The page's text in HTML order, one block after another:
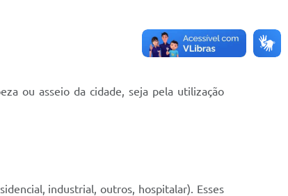
ou asseio da cidade, seja pela utilização
industrial, outros, hospitalar). Esses